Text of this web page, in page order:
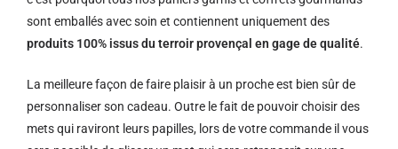
sont emballés avec soin et contiennent uniquement des
produits 100% issus du terroir provençal en gage de qualité.
La meilleure façon de faire plaisir à un proche est bien sûr de
personnaliser son cadeau. Outre le fait de pouvoir choisir des
mets qui raviront leurs papilles, lors de votre commande il vous